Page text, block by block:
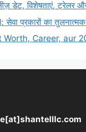
डेट, विशेषताएं, ट्रेलर
प्रकारों का
Career, aur